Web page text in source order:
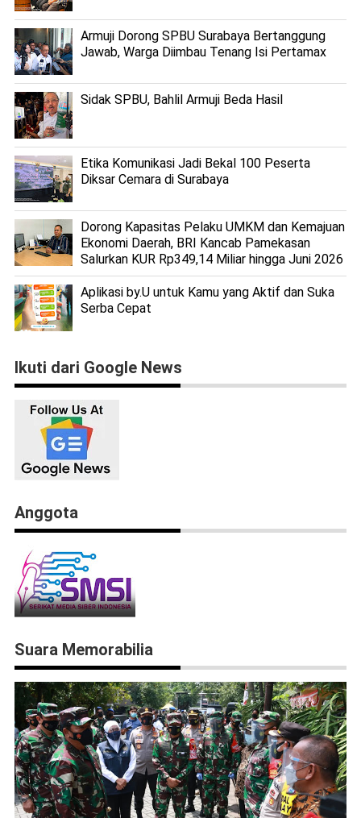
Armuji Dorong SPBU Surabaya Bertanggung
Jawab, Warga Diimbau Tenang Isi Pertamax
Sidak SPBU, Bahlil Armuji Beda Hasil
Etika Komunikasi Jadi Bekal 100 Peserta
Diksar Cemara di Surabaya
Dorong Kapasitas Pelaku UMKM dan Kemajuan
Ekonomi Daerah, BRI Kancab Pamekasan
Salurkan KUR Rp349,14 Miliar hingga Juni 2026
Aplikasi by.U untuk Kamu yang Aktif dan Suka
Serba Cepat
Ikuti dari Google News
Anggota
Suara Memorabilia